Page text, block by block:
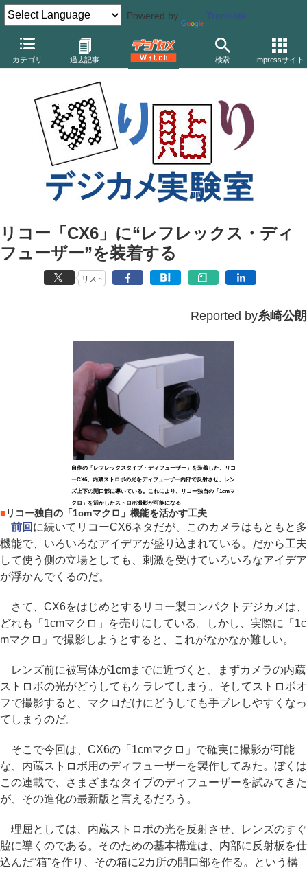
Powered by Translate
カテゴリ 過去記事 検索 Impressサイト
デジカメ Watch カメラ レンズ一体型（コンパクト）カメラ リ
リコー「CX6」に“レフレックス・ディ
フューザー”を装着する
リスト
Reported by糸崎公朗
自作の「レフレックスタイプ・ディフューザー」を装着した、リコ
ーCX6。内蔵ストロボの光をディフューザー内部で反射させ、レン
ズ上下の開口部に導いている。これにより、リコー独自の「1cmマ
クロ」を活かしたストロボ撮影が可能になる
■リコー独自の「1cmマクロ」機能を活かす工夫
前回 に続いてリコーCX6ネタだが、このカメラはもともと多
機能で、いろいろなアイデアが盛り込まれている。だから工夫
して使う側の立場としても、刺激を受けていろいろなアイデア
が浮かんでくるのだ。
さて、CX6をはじめとするリコー製コンパクトデジカメは、
どれも「1cmマクロ」を売りにしている。しかし、実際に「1c
mマクロ」で撮影しようとすると、これがなかなか難しい。
レンズ前に被写体が1cmまでに近づくと、まずカメラの内蔵
ストロボの光がどうしてもケラレてしまう。そしてストロボオ
フで撮影すると、マクロだけにどうしても手ブレしやすくなっ
てしまうのだ。
そこで今回は、CX6の「1cmマクロ」で確実に撮影が可能
な、内蔵ストロボ用のディフューザーを製作してみた。ぼくは
この連載で、さまざまなタイプのディフューザーを試みてきた
が、その進化の最新版と言えるだろう。
理屈としては、内蔵ストロボの光を反射させ、レンズのすぐ
脇に導くのである。そのための基本構造は、内部に反射板を仕
込んだ“箱”を作り、その箱に2カ所の開口部を作る。という構